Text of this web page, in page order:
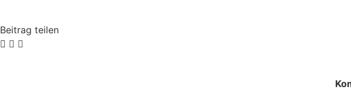
Beitrag teilen